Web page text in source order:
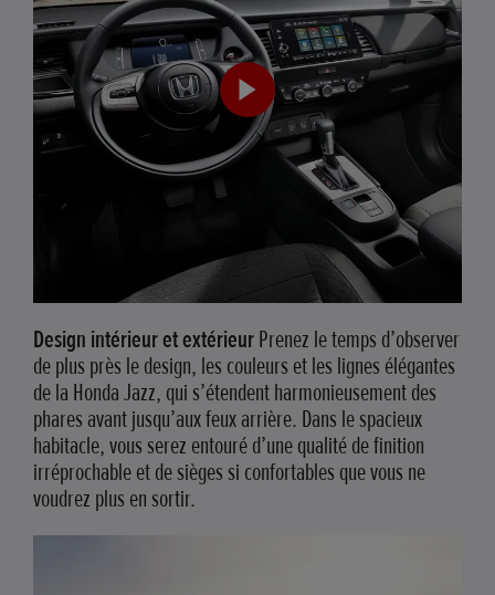
Design intérieur et extérieurPrenez le temps d’observer
de plus près le design, les couleurs et les lignes élégantes
de la Honda Jazz, qui s’étendent harmonieusement des
phares avant jusqu’aux feux arrière. Dans le spacieux
habitacle, vous serez entouré d’une qualité de finition
irréprochable et de sièges si confortables que vous ne
voudrez plus en sortir.